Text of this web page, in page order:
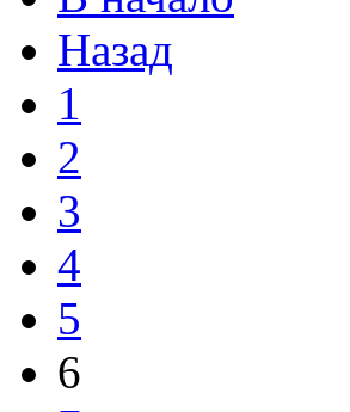
Назад
1
2
3
4
5
6